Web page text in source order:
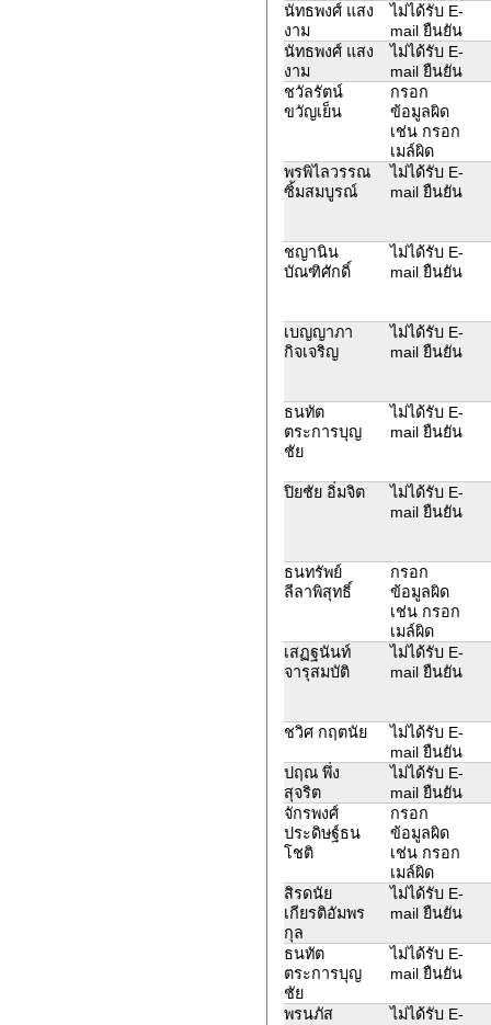
นัทธพงศ์ แสง
งาม
ไม่ได้รับ E-
mail ยืนยัน
นัทธพงศ์ แสง
งาม
ไม่ได้รับ E-
mail ยืนยัน
ชวัลรัตน์
ขวัญเย็น
กรอก
ข้อมูลผิด
เช่น กรอก
เมล์ผิด
พรพิไลวรรณ
ซิ้มสมบูรณ์
ไม่ได้รับ E-
mail ยืนยัน
ชญานิน
บัณฑิศักดิ์
ไม่ได้รับ E-
mail ยืนยัน
เบญญาภา
กิจเจริญ
ไม่ได้รับ E-
mail ยืนยัน
ธนทัต
ตระการบุญ
ชัย
ไม่ได้รับ E-
mail ยืนยัน
ปิยชัย อิ่มจิต
ไม่ได้รับ E-
mail ยืนยัน
ธนทรัพย์
ลีลาพิสุทธิ์
กรอก
ข้อมูลผิด
เช่น กรอก
เมล์ผิด
เสฏฐนันท์
จารุสมบัติ
ไม่ได้รับ E-
mail ยืนยัน
ชวิศ กฤตนัย
ไม่ได้รับ E-
mail ยืนยัน
ปฤณ พึ่ง
สุจริต
ไม่ได้รับ E-
mail ยืนยัน
จักรพงศ์
ประดิษฐ์ธน
โชติ
กรอก
ข้อมูลผิด
เช่น กรอก
เมล์ผิด
สิรดนัย
เกียรติอัมพร
กุล
ไม่ได้รับ E-
mail ยืนยัน
ธนทัต
ตระการบุญ
ชัย
ไม่ได้รับ E-
mail ยืนยัน
พรนภัส
ไม่ได้รับ E-